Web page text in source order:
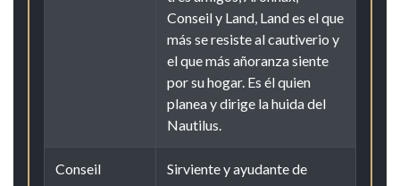
Conseil y Land, Land es el que
más se resiste al cautiverio y
el que más añoranza siente
por su hogar. Es él quien
planea y dirige la huida del
Nautilus.
Conseil
Sirviente y ayudante de